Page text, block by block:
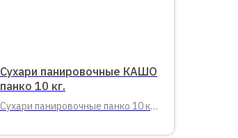
Сухари панировочные КАШО
панко 10 кг.
Сухари панировочные панко 10 кг.